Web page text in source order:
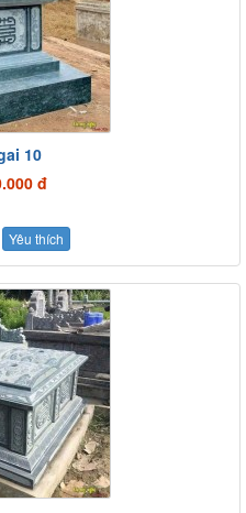
10
đ
Yêu thích